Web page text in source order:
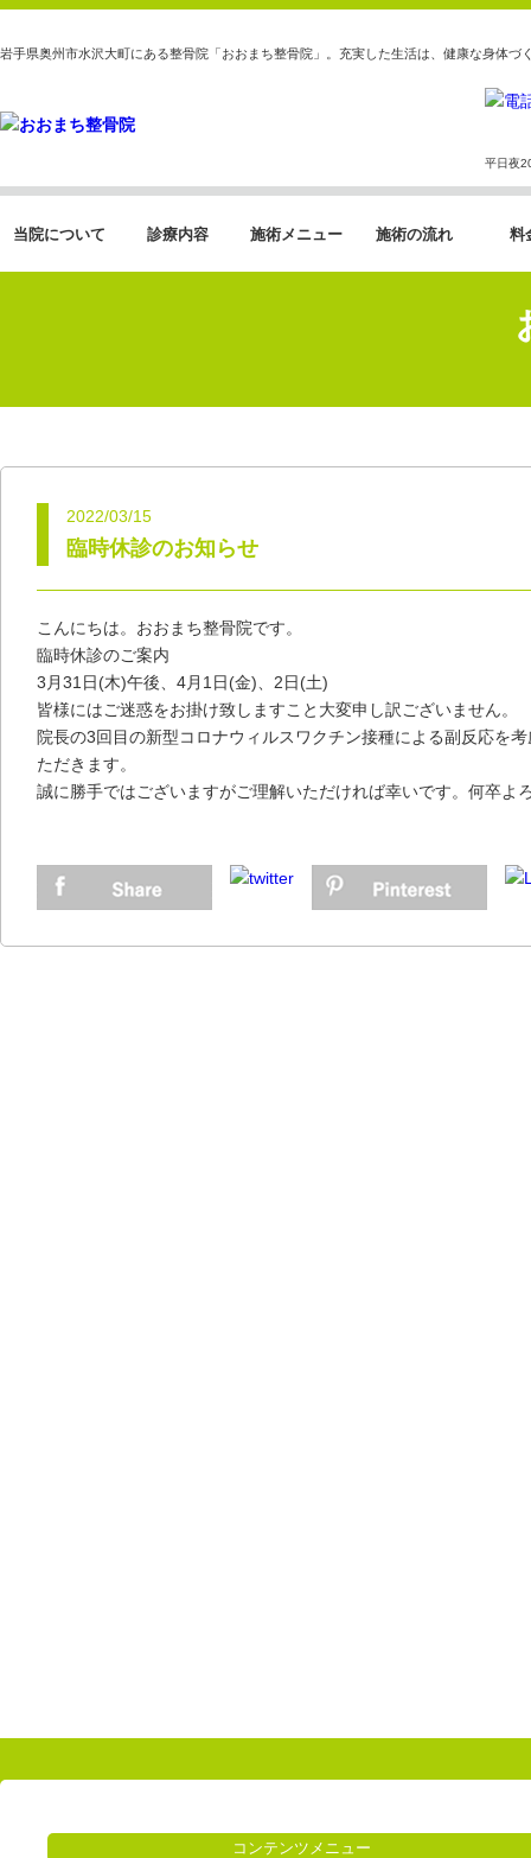
岩手県奥州市水沢大町にある整骨院「おおまち整骨院」。充実した生活は、健康な身体
平日夜
当院について 診療内容 施術メニュー 施術の流れ 料
2022/03/15
臨時休診のお知らせ
こんにちは。おおまち整骨院です。
臨時休診のご案内
3月31日(木)午後、4月1日(金)、2日(土)
皆様にはご迷惑をお掛け致しますこと大変申し訳ございません。
院長の3回目の新型コロナウィルスワクチン接種による副反応を
ただきます。
誠に勝手ではございますがご理解いただければ幸いです。何卒よ
コンテンツメニュー